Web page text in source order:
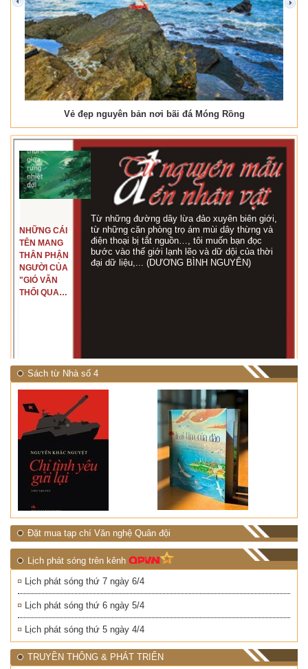
Vẻ đẹp nguyên bản nơi bãi đá Móng Rồng
prev next
NHỮNG CÁI
TÊN MANG
THÂN PHẬN
NGƯỜI CỦA
"GIÓ VẪN
THỔI QUA
Từ những đường dây lừa đảo xuyên biên giới,
từ những căn phòng trọ ám mùi dây thừng và
điện thoại bị tắt nguồn…, tôi muốn bạn đọc
bước vào thế giới lạnh lẽo và dữ dội của thời
đại dữ liệu,... (DƯƠNG BÌNH NGUYÊN)
Sách từ Nhà số 4
Đặt mua tạp chí Văn nghệ Quân đội
Lịch phát sóng trên kênh
Lịch phát sóng thứ 7 ngày 6/4
Lịch phát sóng thứ 6 ngày 5/4
Lịch phát sóng thứ 5 ngày 4/4
TRUYỀN THÔNG & PHÁT TRIỂN